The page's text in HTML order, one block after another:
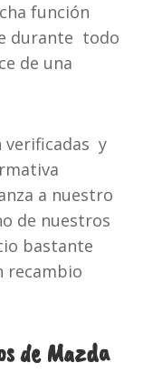
función
durante todo
de una
verificadas y
a nuestro
de nuestros
bastante
recambio
de Mazda